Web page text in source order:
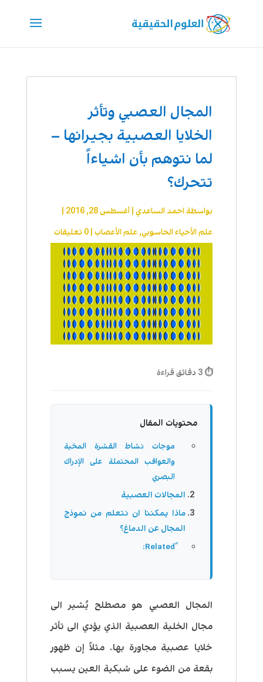
المجال العصبي وتأثر
الخلايا العصبية بجيرانها –
لما نتوهم بأن اشياءاً
تتحرك؟
بواسطةاحمد الساعدي| أغسطس 28, 2016
علم الأحياء الحاسوبي, علم الأعصاب| 0 تعليقات
⏱ 3 دقائق قراءة
محتويات المقال
موجات نشاط القشرة المخية
والعواقب المحتملة على الإدراك
البصري
المجالات العصبية
ماذا يمكننا ان نتعلم من نموذج
المجال عن الدماغ؟
ٌRelated:
المجال العصبي هو مصطلح يُشير الى
مجال الخلية العصبية الذي يؤدي الى تأثر
خلايا عصبية مجاورة بها. مثلاً إن ظهور
بقعة من الضوء على شبكية العين يسبب